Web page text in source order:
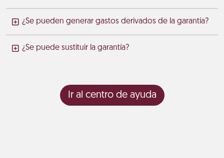
¿Se pueden generar gastos derivados de la garantía?
¿Se puede sustituir la garantía?
Ir al centro de ayuda